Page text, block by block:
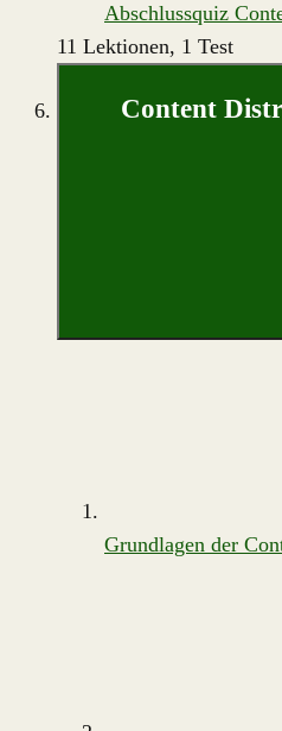
Abschlussquiz
11 Lektionen, 1 Test
Content
Grundlagen der